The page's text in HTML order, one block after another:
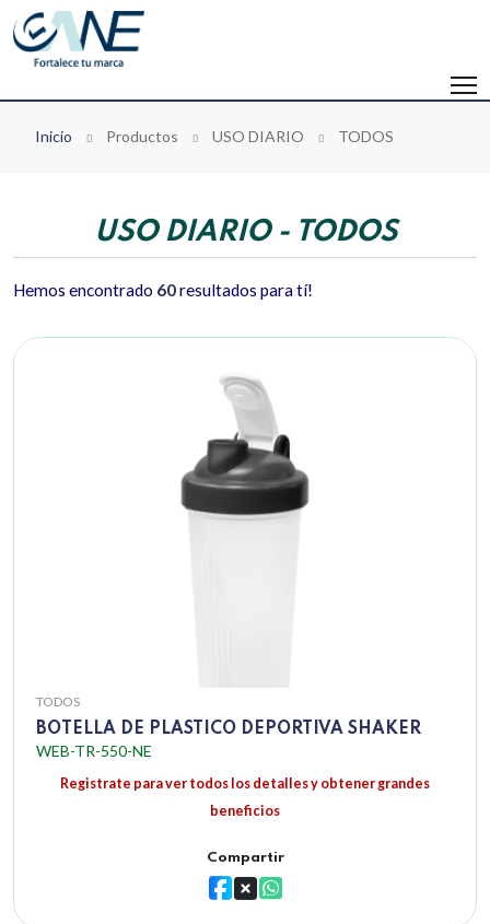
Inicio Productos USO DIARIO TODOS
USO DIARIO - TODOS
Hemos encontrado 60resultados para tí!
TODOS
BOTELLA DE PLASTICO DEPORTIVA SHAKER
WEB-TR-550-NE
Registrate para ver todos los detalles y obtener grandes
beneficios
Compartir